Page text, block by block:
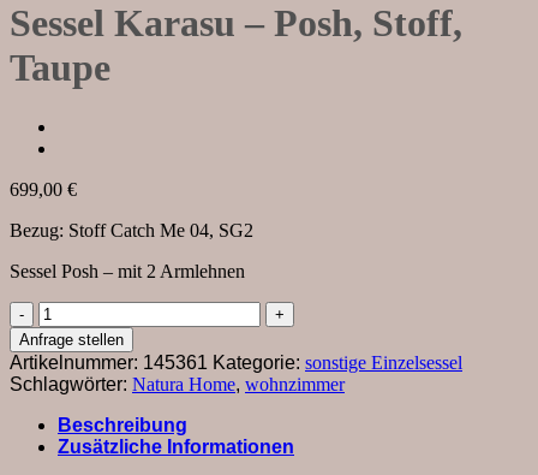
Sessel Karasu – Posh, Stoff,
Taupe
699,00 €
Bezug: Stoff Catch Me 04, SG2
Sessel Posh – mit 2 Armlehnen
Sessel
Karasu
-
Posh,
Stoff,
Taupe
Menge
Anfrage stellen
Artikelnummer: 145361 Kategorie: sonstige Einzelsessel
Schlagwörter: Natura Home, wohnzimmer
Beschreibung
Zusätzliche Informationen